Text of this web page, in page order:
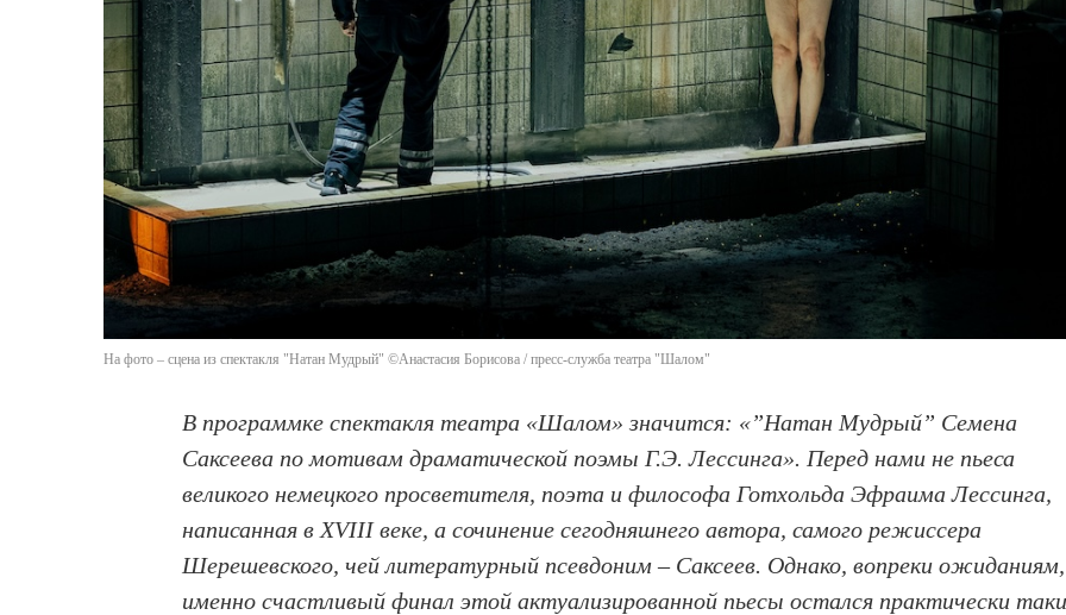
На фото – сцена из спектакля "Натан Мудрый" ©Анастасия Борисова / пресс-служба театра "Шалом"
В программке спектакля театра «Шалом» значится: «”Натан Мудрый” Семена
Саксеева по мотивам драматической поэмы Г.Э. Лессинга». Перед нами не пьеса
великого немецкого просветителя, поэта и философа Готхольда Эфраима Лессинга,
написанная в XVIII веке, а сочинение сегодняшнего автора, самого режиссера
Шерешевского, чей литературный псевдоним – Саксеев. Однако, вопреки ожиданиям,
именно счастливый финал этой актуализированной пьесы остался практически